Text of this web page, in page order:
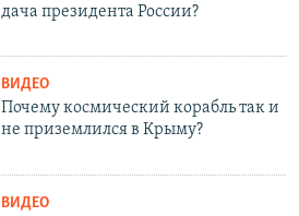
дача президента России?
ВИДЕО
Почему космический корабль так и
не приземлился в Крыму?
ВИДЕО